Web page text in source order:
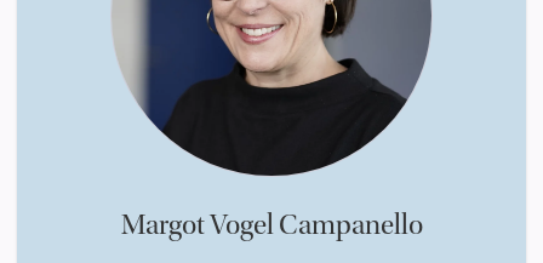
Margot Vogel Campanello